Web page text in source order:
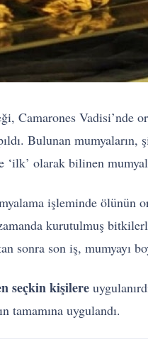
Camarones Vadisi’nde
Bulunan
olarak bilinen
işleminde
kurutulmuş
sonra son iş, mumyayı
seçkin kişilere
tamamına uygulandı.